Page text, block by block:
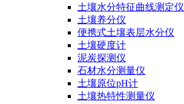
土壤水分特征曲线测定仪
土壤养分仪
便携式土壤表层水分仪
土壤硬度计
泥炭探测仪
石材水分测量仪
土壤原位pH计
土壤热特性测量仪